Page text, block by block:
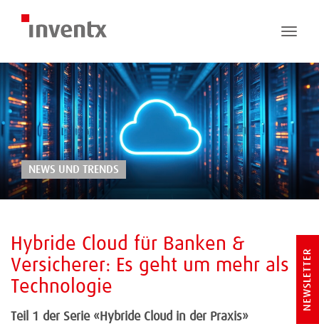
Toggle
NEWS UND TRENDS
Hybride Cloud für Banken &
Versicherer: Es geht um mehr als
Technologie
Teil 1 der Serie «Hybride Cloud in der Praxis»
NEWSLETTER